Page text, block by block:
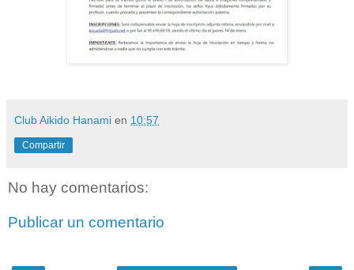
Club Aikido Hanami en 10:57
Compartir
No hay comentarios:
Publicar un comentario